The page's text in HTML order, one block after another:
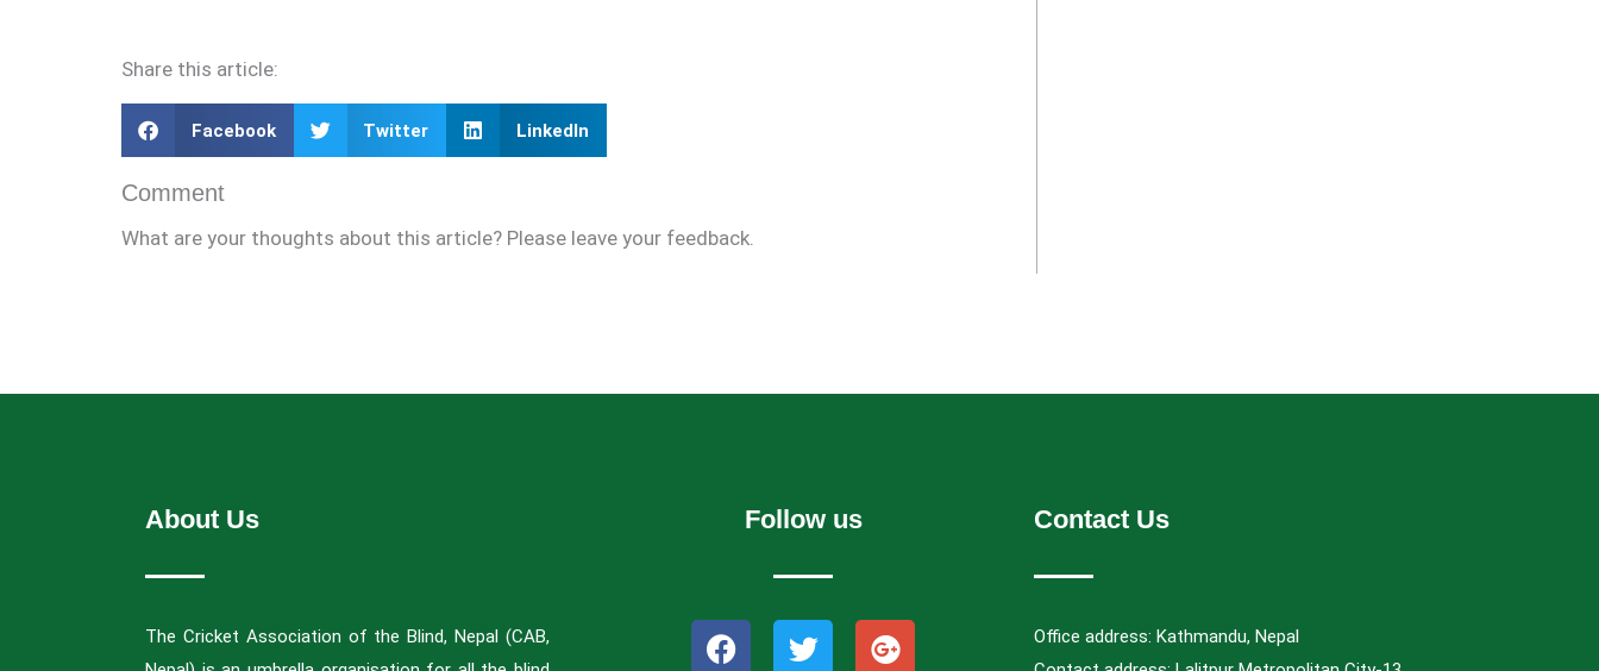
Share this article:
Facebook Twitter LinkedIn
Comment
What are your thoughts about this article? Please leave your feedback.
About Us
The Cricket Association of the Blind, Nepal (CAB,
Follow us
F
a
T
w
G
o
Contact Us
Office address: Kathmandu, Nepal